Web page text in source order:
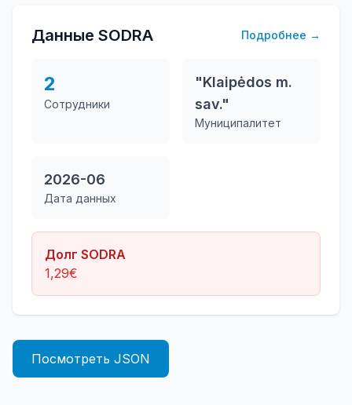
Данные SODRA Подробнее →
2
Сотрудники
"Klaipėdos m.
sav."
Муниципалитет
2026-06
Дата данных
Долг SODRA
1,29€
Посмотреть JSON